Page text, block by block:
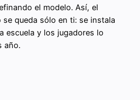
el modelo. Así, el
queda sólo en ti: se instala
escuela y los jugadores lo
año.